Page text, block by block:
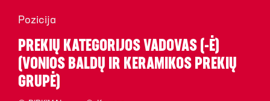
Pozicija
PREKIŲ KATEGORIJOS VADOVAS (-Ė)
(VONIOS BALDŲ IR KERAMIKOS PREKIŲ
GRUPĖ)